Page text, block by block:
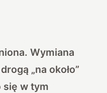
Wymiana
„na około”
się w tym